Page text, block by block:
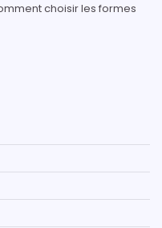
choisir les formes